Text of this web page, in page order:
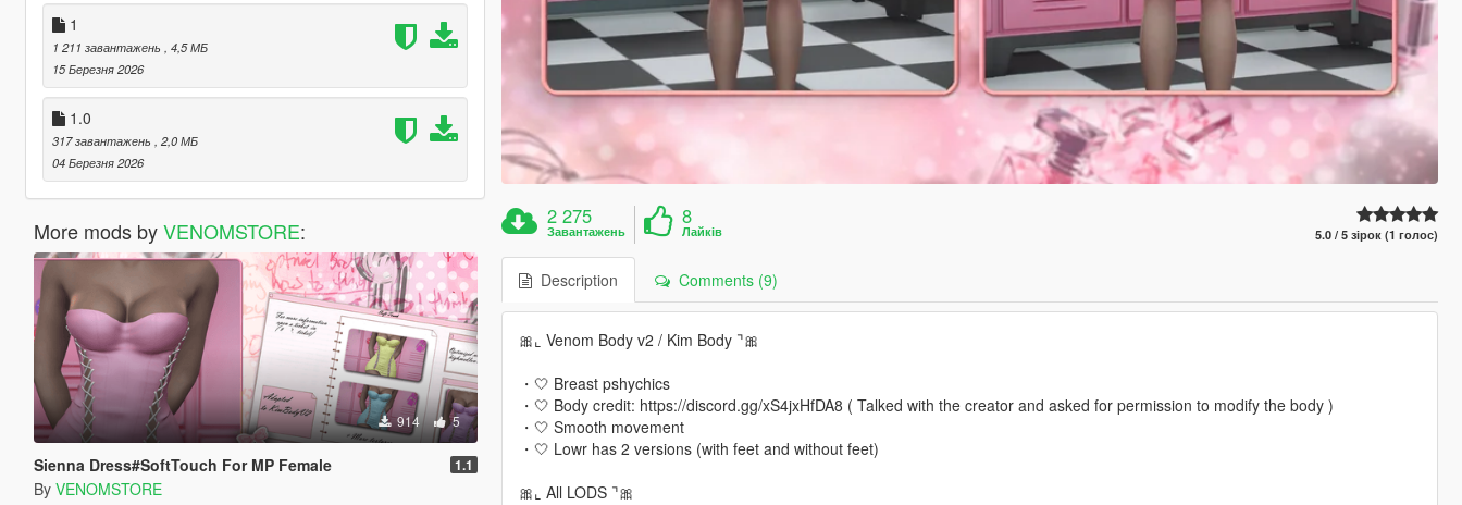
1
1 211 завантажень
, 4,5 МБ
15 Березня 2026
1.0
317 завантажень
, 2,0 МБ
04 Березня 2026
More mods byVENOMSTORE:
914 5
Sienna Dress#SoftTouch For MP Female 1.1
By VENOMSTORE
2 275
Завантажень
8
Лайків 5.0 / 5 зірок (1 голос)
Description Comments (9)
🎀⌞ Venom Body v2 / Kim Body ⌝🎀
・🤍 Breast pshychics
・🤍 Body credit: https://discord.gg/xS4jxHfDA8 ( Talked with the creator and asked for permission to modify the body )
・🤍 Smooth movement
・🤍 Lowr has 2 versions (with feet and without feet)
🎀⌞ All LODS ⌝🎀